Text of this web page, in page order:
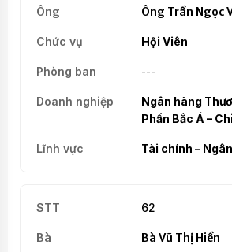
Ông Trần Ngọc
Hội Viên
---
Ngân hàng
Phần Bắc Á –
Tài chính –
62
Bà Vũ Thị Hiền